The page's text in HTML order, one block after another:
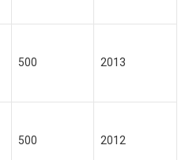
500 2013
500 2012